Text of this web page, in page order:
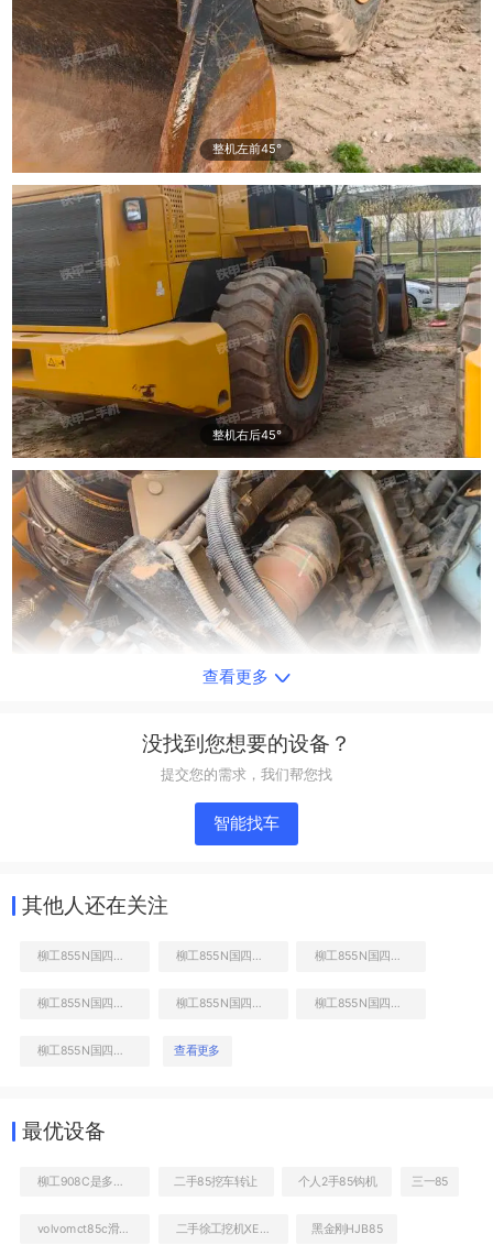
整机左前45°
整机右后45°
发动机右侧
查看更多
没找到您想要的设备？
提交您的需求，我们帮您找
智能找车
其他人还在关注
柳工855N国四装载机 柳工855N国四装载机 柳工855N国四装载机
柳工855N国四装载机 柳工855N国四装载机 柳工855N国四装载机
柳工855N国四装载机 查看更多
最优设备
二手85挖车转让 个人2手85钩机 三一85
volvomct85c滑移装载机 黑金刚HJB85